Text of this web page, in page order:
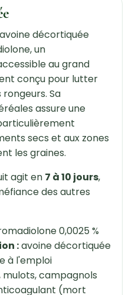
décortiquée
un
au grand
conçu pour lutter
Sa
assure une
secs et aux zones
les graines.
agit en 7 à 10 jours,
des autres
0,0025 %
:avoine décortiquée
à l'emploi
mulots, campagnols
(mort